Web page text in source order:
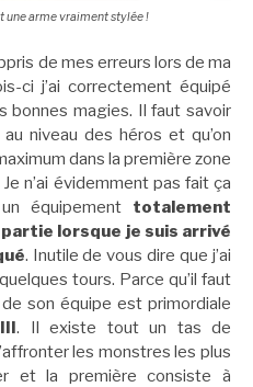
une arme vraiment stylée !
de mes erreurs lors de ma
ci j’ai correctement équipé
bonnes magies. Il faut savoir
niveau des héros et qu’on
dans la première zone
n’ai évidemment pas fait ça
équipement totalement
lorsque je suis arrivé
. Inutile de vous dire que j’ai
tours. Parce qu’il faut
son équipe est primordiale
. Il existe tout un tas de
les monstres les plus
et la première consiste à